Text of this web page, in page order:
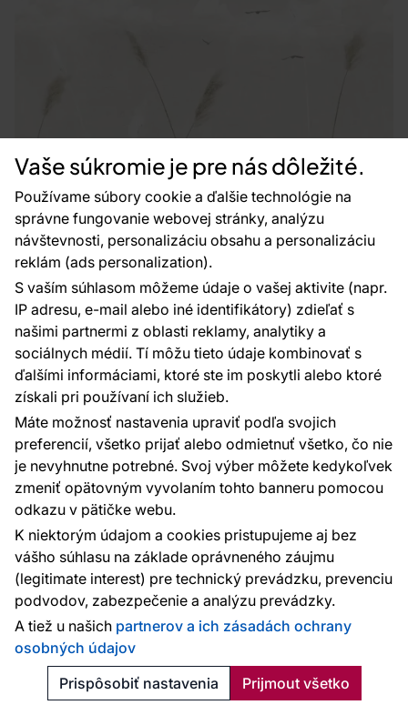
Vaše súkromie je pre nás dôležité.
Používame súbory cookie a ďalšie technológie na
správne fungovanie webovej stránky, analýzu
návštevnosti, personalizáciu obsahu a personalizáciu
reklám (ads personalization).
S vaším súhlasom môžeme údaje o vašej aktivite (napr.
IP adresu, e-mail alebo iné identifikátory) zdieľať s
našimi partnermi z oblasti reklamy, analytiky a
sociálnych médií. Tí môžu tieto údaje kombinovať s
ďalšími informáciami, ktoré ste im poskytli alebo ktoré
získali pri používaní ich služieb.
Máte možnosť nastavenia upraviť podľa svojich
preferencií, všetko prijať alebo odmietnuť všetko, čo nie
je nevyhnutne potrebné. Svoj výber môžete kedykoľvek
zmeniť opätovným vyvolaním tohto banneru pomocou
odkazu v pätičke webu.
K niektorým údajom a cookies pristupujeme aj bez
vášho súhlasu na základe oprávneného záujmu
(legitimate interest) pre technický prevádzku, prevenciu
podvodov, zabezpečenie a analýzu prevádzky.
A tiež u našich partnerov a ich zásadách ochrany
osobných údajov
Prispôsobiť nastavenia
Prijmout všetko
Vliesová fototapeta na stenu, krajina pri Severnom mori,
stromy, 202701, One roll, one motif 2, Grandeco
dodanie 6–9 pracovných dní
45 €
10.10 € / m
Novinka